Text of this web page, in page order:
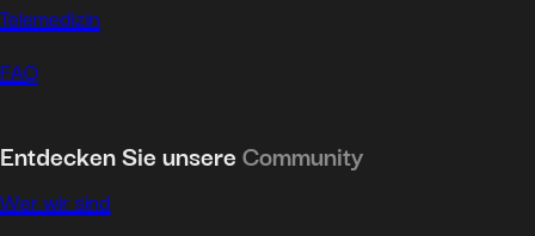
Telemedizin
FAQ
Entdecken Sie unsereCommunity
Wer wir sind